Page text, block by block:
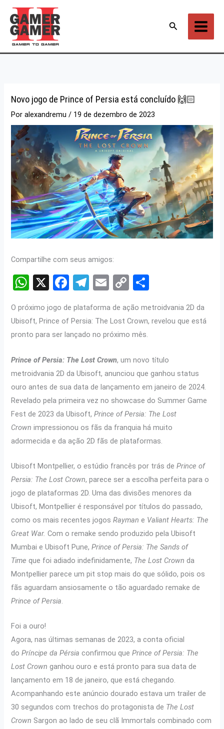
para
conteúdo
Pesquisar
Novo jogo de Prince of Persia está concluído 🙌🏻
Poralexandremu/ 19 de dezembro de 2023
Compartilhe com seus amigos:
W
at
s
p
p
X
F
ce
b
o
k
T
e
gr
m
E
ail
C
py
Li
k
ar
O próximo jogo de plataforma de ação metroidvania 2D da
Ubisoft, Prince of Persia: The Lost Crown, revelou que está
pronto para ser lançado no próximo mês.
Prince of Persia: The Lost Crown, um novo título
metroidvania 2D da Ubisoft, anunciou que ganhou status
ouro antes de sua data de lançamento em janeiro de 2024.
Revelado pela primeira vez no showcase do Summer Game
Fest de 2023 da Ubisoft,Prince of Persia: The Lost
Crownimpressionou os fãs da franquia há muito
adormecida e da ação 2D fãs de plataformas.
Ubisoft Montpellier, o estúdio francês por trás dePrince of
Persia: The Lost Crown, parece ser a escolha perfeita para o
jogo de plataformas 2D. Uma das divisões menores da
Ubisoft, Montpellier é responsável por títulos do passado,
como os mais recentes jogosRaymane Valiant Hearts: The
Great War.Com o remake sendo produzido pela Ubisoft
Mumbai e Ubisoft Pune,Prince of Persia: The Sands of
Timeque foi adiado indefinidamente, The Lost Crownda
Montpellier parece um pit stop mais do que sólido, pois os
fãs aguardam ansiosamente o tão aguardado remake de
Prince of Persia.
Foi a ouro!
Agora, nas últimas semanas de 2023, a conta oficial
doPríncipe da Pérsiaconfirmou quePrince of Persia: The
Lost Crownganhou ouro e está pronto para sua data de
lançamento em 18 de janeiro, que está chegando.
Acompanhando este anúncio dourado estava um trailer de
30 segundos com trechos do protagonista de The Lost
Crown Sargon ao lado de seu clã Immortals combinado com